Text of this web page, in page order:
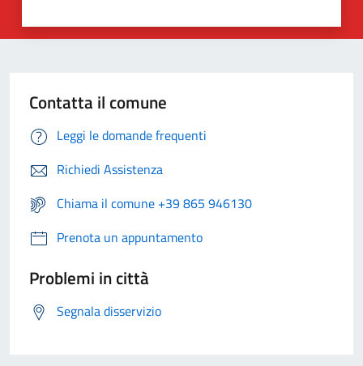
Contatta il comune
Leggi le domande frequenti
Richiedi Assistenza
Chiama il comune +39 865 946130
Prenota un appuntamento
Problemi in città
Segnala disservizio